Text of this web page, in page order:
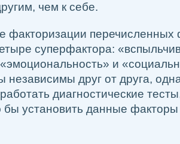
чем к себе.
факторизации
суперфактора:
и
независимы друг от друга,
диагностические
установить данные